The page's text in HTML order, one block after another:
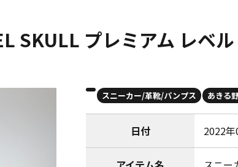
SKULL プレミアム レベ
スニーカー/革靴/パンプス あきる
日付 2022